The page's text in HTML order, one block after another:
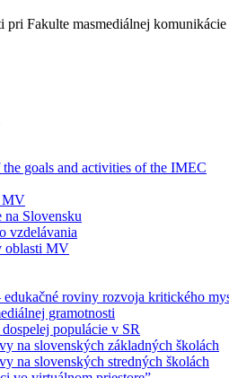
pri Fakulte masmediálnej
goals and activities of the IMEC
MV
na Slovensku
vzdelávania
oblasti MV
roviny rozvoja kritického
gramotnosti
populácie v SR
na slovenských základných školách
na slovenských stredných školách